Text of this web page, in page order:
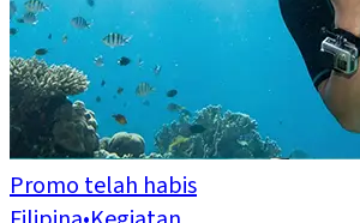
Promo telah habis